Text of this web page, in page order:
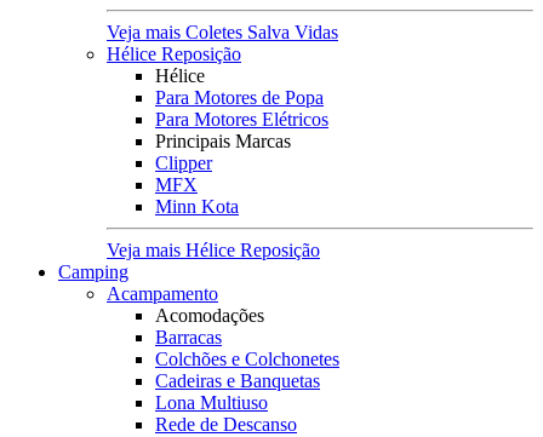
Veja mais Coletes Salva Vidas
Hélice Reposição
Hélice
Para Motores de Popa
Para Motores Elétricos
Principais Marcas
Clipper
MFX
Minn Kota
Veja mais Hélice Reposição
Camping
Acampamento
Acomodações
Barracas
Colchões e Colchonetes
Cadeiras e Banquetas
Lona Multiuso
Rede de Descanso